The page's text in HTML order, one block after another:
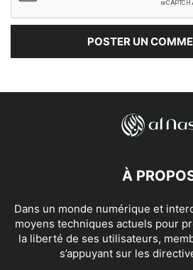
À
Dans un monde numérique et
moyens techniques actuels pour
la liberté de ses utilisateurs,
s’appuyant sur les